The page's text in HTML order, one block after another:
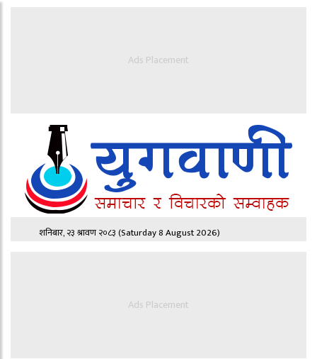
Ads Placement
शनिबार, २३ श्रावण २०८३(Saturday 8 August 2026)
Ads Placement